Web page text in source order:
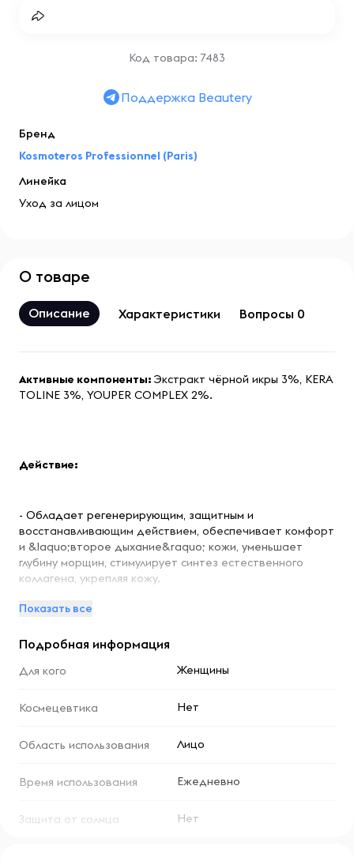
Код товара: 7483
Поддержка Beautery
Бренд
Kosmoteros Professionnel (Paris)
Линейка
Уход за лицом
О товаре
Описание Характеристики Вопросы 0
Активные компоненты: Экстракт чёрной икры 3%, KERA
TOLINE 3%, YOUPER COMPLEX 2%.
Действие:
- Обладает регенерирующим, защитным и
восстанавливающим действием, обеспечивает комфорт
и &laquo;второе дыхание&raquo; кожи, уменьшает
глубину морщин, стимулирует синтез естественного
коллагена, укрепляя кожу.
упругость и эластичность, увлажняет и пластифицирует
выравнивает цвет кожи, дарит ей сияющий вид,
Способ применения:нанести на очищенную кожу лица,
Показать все
Подробная информация
Для кого Женщины
Космецевтика Нет
Область использования Лицо
Время использования Ежедневно
Защита от солнца Нет